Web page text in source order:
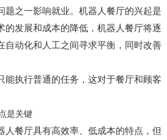
题之一影响就业。机器人餐厅的兴起是
的发展和成本的降低，机器人餐厅将逐
自动化和人工之间寻求平衡，同时改善
能执行普通的任务，这对于餐厅和顾客
是关键
人餐厅具有高效率、低成本的特点，但